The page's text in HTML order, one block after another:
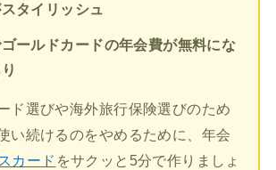
タイリッシュ
ールドカードの年会費が無料にな
ド選びや海外旅行保険選びのため
い続けるのをやめるために、年会
カード をサクッと5分で作りましょ